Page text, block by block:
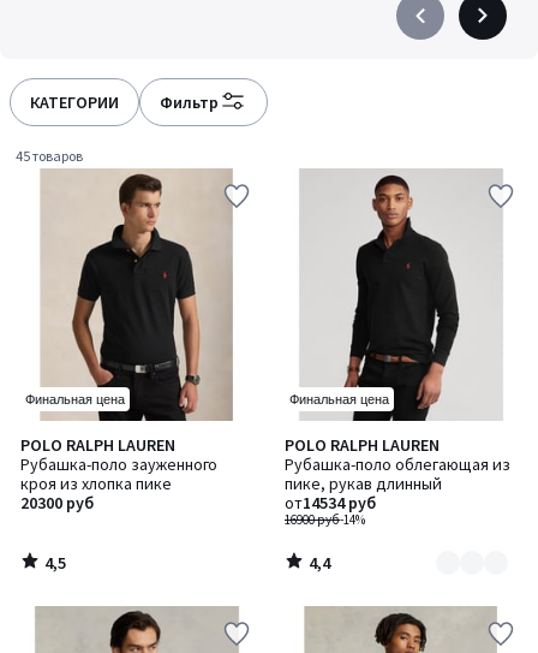
PrécédentSuivant
КАТЕГОРИИ Фильтр
45 товаров
Финальная цена
POLO RALPH LAUREN
Рубашка-поло зауженного
кроя из хлопка пике
20300 руб
4,5
/ 5
4,5
/
Финальная цена
POLO RALPH LAUREN
Рубашка-поло облегающая из
пике, рукав длинный
16900 руб-14%
от14534 руб
4,4
/ 5
Количество
цветов:
3
4,4
/